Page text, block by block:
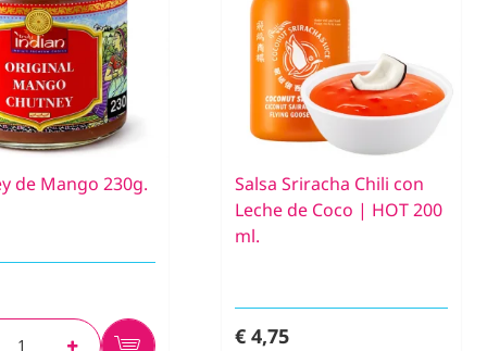
de Mango 230g.
Salsa Sriracha Chili con
Leche de Coco | HOT 200
ml.
€ 4,75